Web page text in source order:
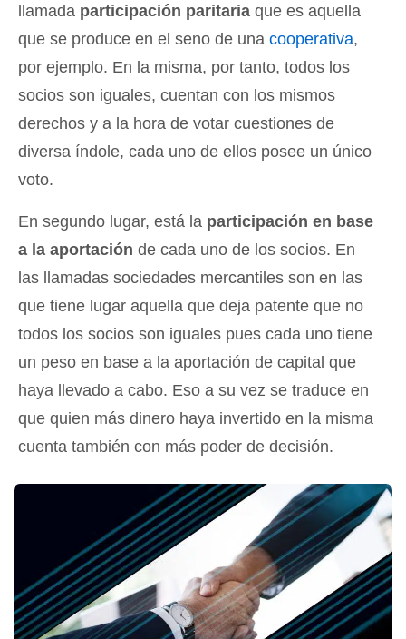
llamada participación paritaria que es aquella
que se produce en el seno de una cooperativa,
por ejemplo. En la misma, por tanto, todos los
socios son iguales, cuentan con los mismos
derechos y a la hora de votar cuestiones de
diversa índole, cada uno de ellos posee un único
voto.
En segundo lugar, está la participación en base
a la aportación de cada uno de los socios. En
las llamadas sociedades mercantiles son en las
que tiene lugar aquella que deja patente que no
todos los socios son iguales pues cada uno tiene
un peso en base a la aportación de capital que
haya llevado a cabo. Eso a su vez se traduce en
que quien más dinero haya invertido en la misma
cuenta también con más poder de decisión.